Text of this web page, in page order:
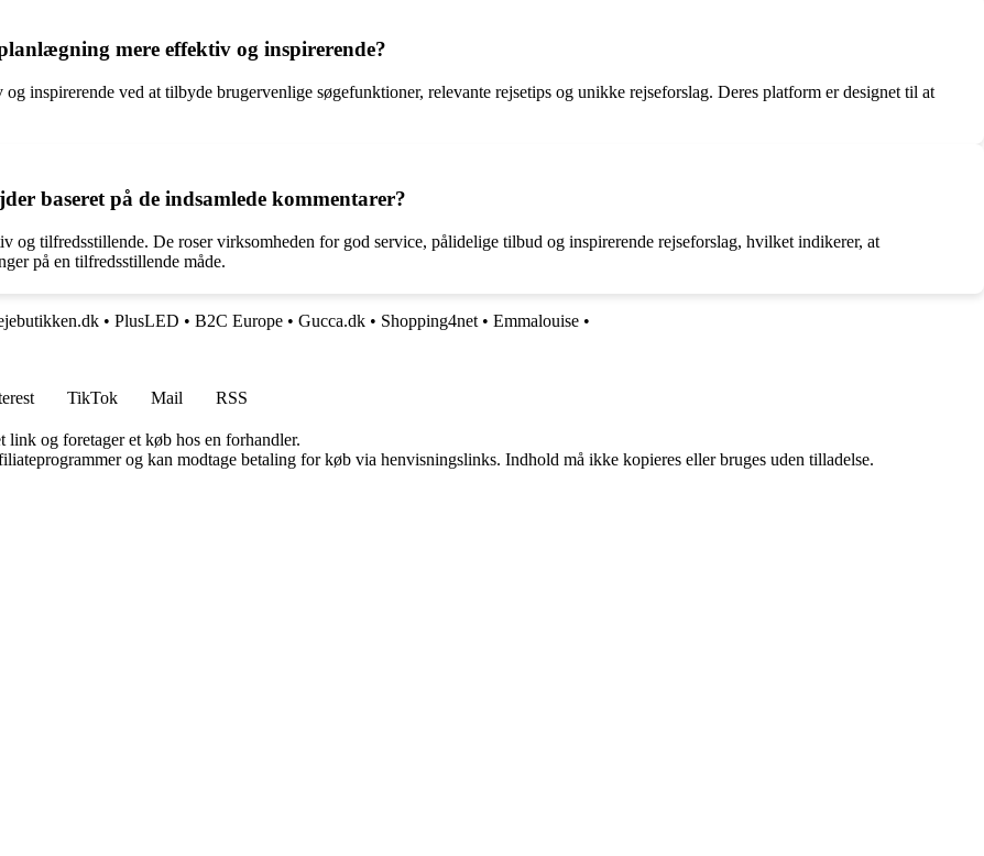
mere effektiv og inspirerende?
inspirerende ved at tilbyde brugervenlige søgefunktioner, relevante rejsetips og unikke rejseforslag. Deres platform er designet til at
baseret på de indsamlede kommentarer?
og tilfredsstillende. De roser virksomheden for god service, pålidelige tilbud og inspirerende rejseforslag, hvilket indikerer, at
på en tilfredsstillende måde.
• PlusLED • B2C Europe • Gucca.dk • Shopping4net • Emmalouise •
TikTok Mail
RSS
og foretager et køb hos en forhandler.
og kan modtage betaling for køb via henvisningslinks. Indhold må ikke kopieres eller bruges uden tilladelse.